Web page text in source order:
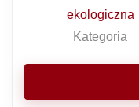
ekologiczna
Kategoria